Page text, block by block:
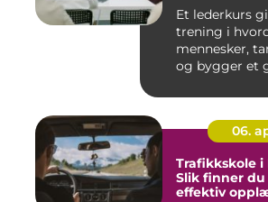
Et lederkurs
trening i
mennesker,
og bygger et
06.
Trafikkskole i
Slik finner
effektiv